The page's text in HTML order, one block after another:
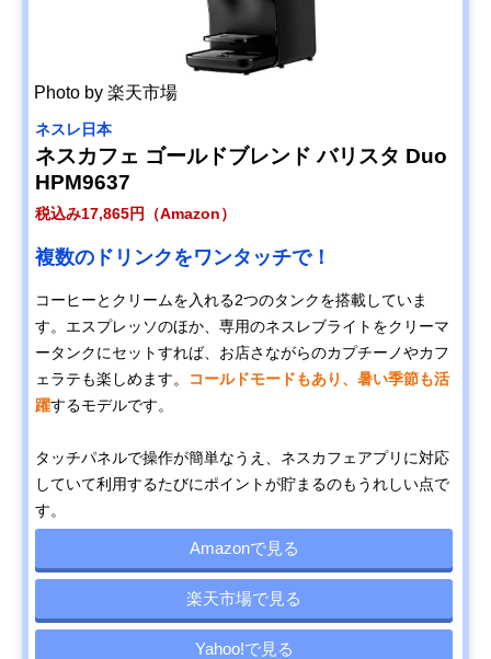
Photo by 楽天市場
ネスレ日本
ネスカフェ ゴールドブレンド バリスタ Duo
HPM9637
税込み17,865円（Amazon）
複数のドリンクをワンタッチで！
コーヒーとクリームを入れる2つのタンクを搭載していま
す。エスプレッソのほか、専用のネスレブライトをクリーマ
ータンクにセットすれば、お店さながらのカプチーノやカフ
ェラテも楽しめます。
コールドモードもあり、暑い季節も活
躍するモデルです。
タッチパネルで操作が簡単なうえ、ネスカフェアプリに対応
していて利用するたびにポイントが貯まるのもうれしい点で
す。
Amazonで見る
楽天市場で見る
Yahoo!で見る